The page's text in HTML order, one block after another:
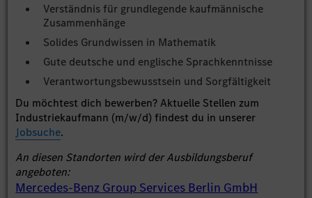
Verständnis für grundlegende kaufmännische
Zusammenhänge
Solides Grundwissen in Mathematik
Gute deutsche und englische Sprachkenntnisse
Verantwortungsbewusstsein und Sorgfältigkeit
Du möchtest dich bewerben? Aktuelle Stellen zum
Industriekaufmann (m/w/d) findest du in unserer
Jobsuche.
An diesen Standorten wird der Ausbildungsberuf
angeboten:
Mercedes-Benz Group Services Berlin GmbH